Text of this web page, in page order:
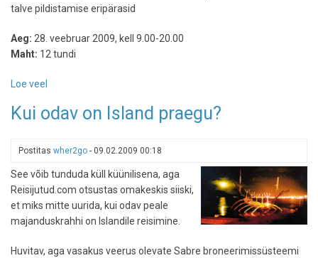
talve pildistamise eripärasid
Aeg: 28. veebruar 2009, kell 9.00-20.00
Maht: 12 tundi
Loe veel
Talvekool
Kui odav on Island praegu?
Postitas wher2go - 09.02.2009 00:18
See võib tunduda küll küünilisena, aga
Reisijutud.com otsustas omakeskis siiski,
et miks mitte uurida, kui odav peale
majanduskrahhi on Islandile reisimine.
Huvitav, aga vasakus veerus olevate Sabre broneerimissüsteemi